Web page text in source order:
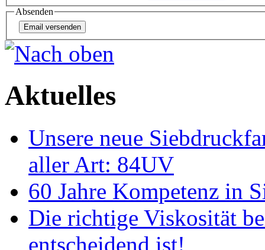
Absenden
Aktuelles
Unsere neue
aller Art: 84UV
60 Jahre Kompetenz in
Die richtige Viskosität
entscheidend ist!